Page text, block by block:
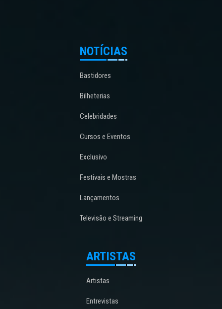
NOTÍCIAS
Bastidores
Bilheterias
Celebridades
Cursos e Eventos
Exclusivo
Festivais e Mostras
Lançamentos
Televisão e Streaming
ARTISTAS
Artistas
Entrevistas